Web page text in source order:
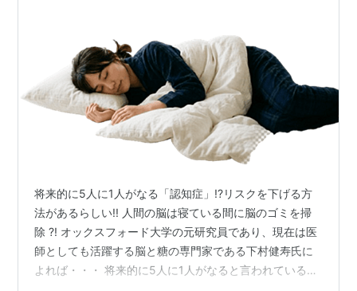
将来的に5人に1人がなる「認知症」!?リスクを下げる方
法があるらしい!! 人間の脳は寝ている間に脳のゴミを掃
除 ?! オックスフォード大学の元研究員であり、現在は医
師としても活躍する脳と糖の専門家である下村健寿氏に
よれば・・・ 将来的に5人に1人がなると言われている